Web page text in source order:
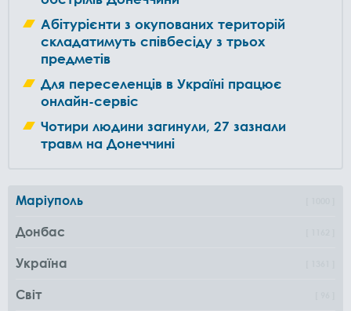
Абітурієнти з окупованих територій
складатимуть співбесіду з трьох
предметів
Для переселенців в Україні працює
онлайн-сервіс
Чотири людини загинули, 27 зазнали
травм на Донеччині
Маріуполь
Донбас
Україна
Світ